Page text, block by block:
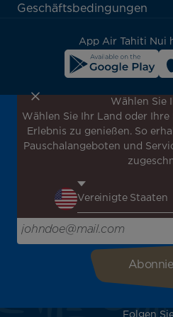
menu
Geschäftsbedingungen
App Air Tahiti Nui
Melden Sie sich für unseren
neuesten Nachrichten zu
Erhalten Sie unsere
Aktionen vor allen anderen,
inspirieren!
Bitte geben Sie hier Ihre E-Mail-
Folgen
Wählen Sie
Wählen Sie Ihr Land oder
Erlebnis zu genießen. So
Pauschalangeboten und